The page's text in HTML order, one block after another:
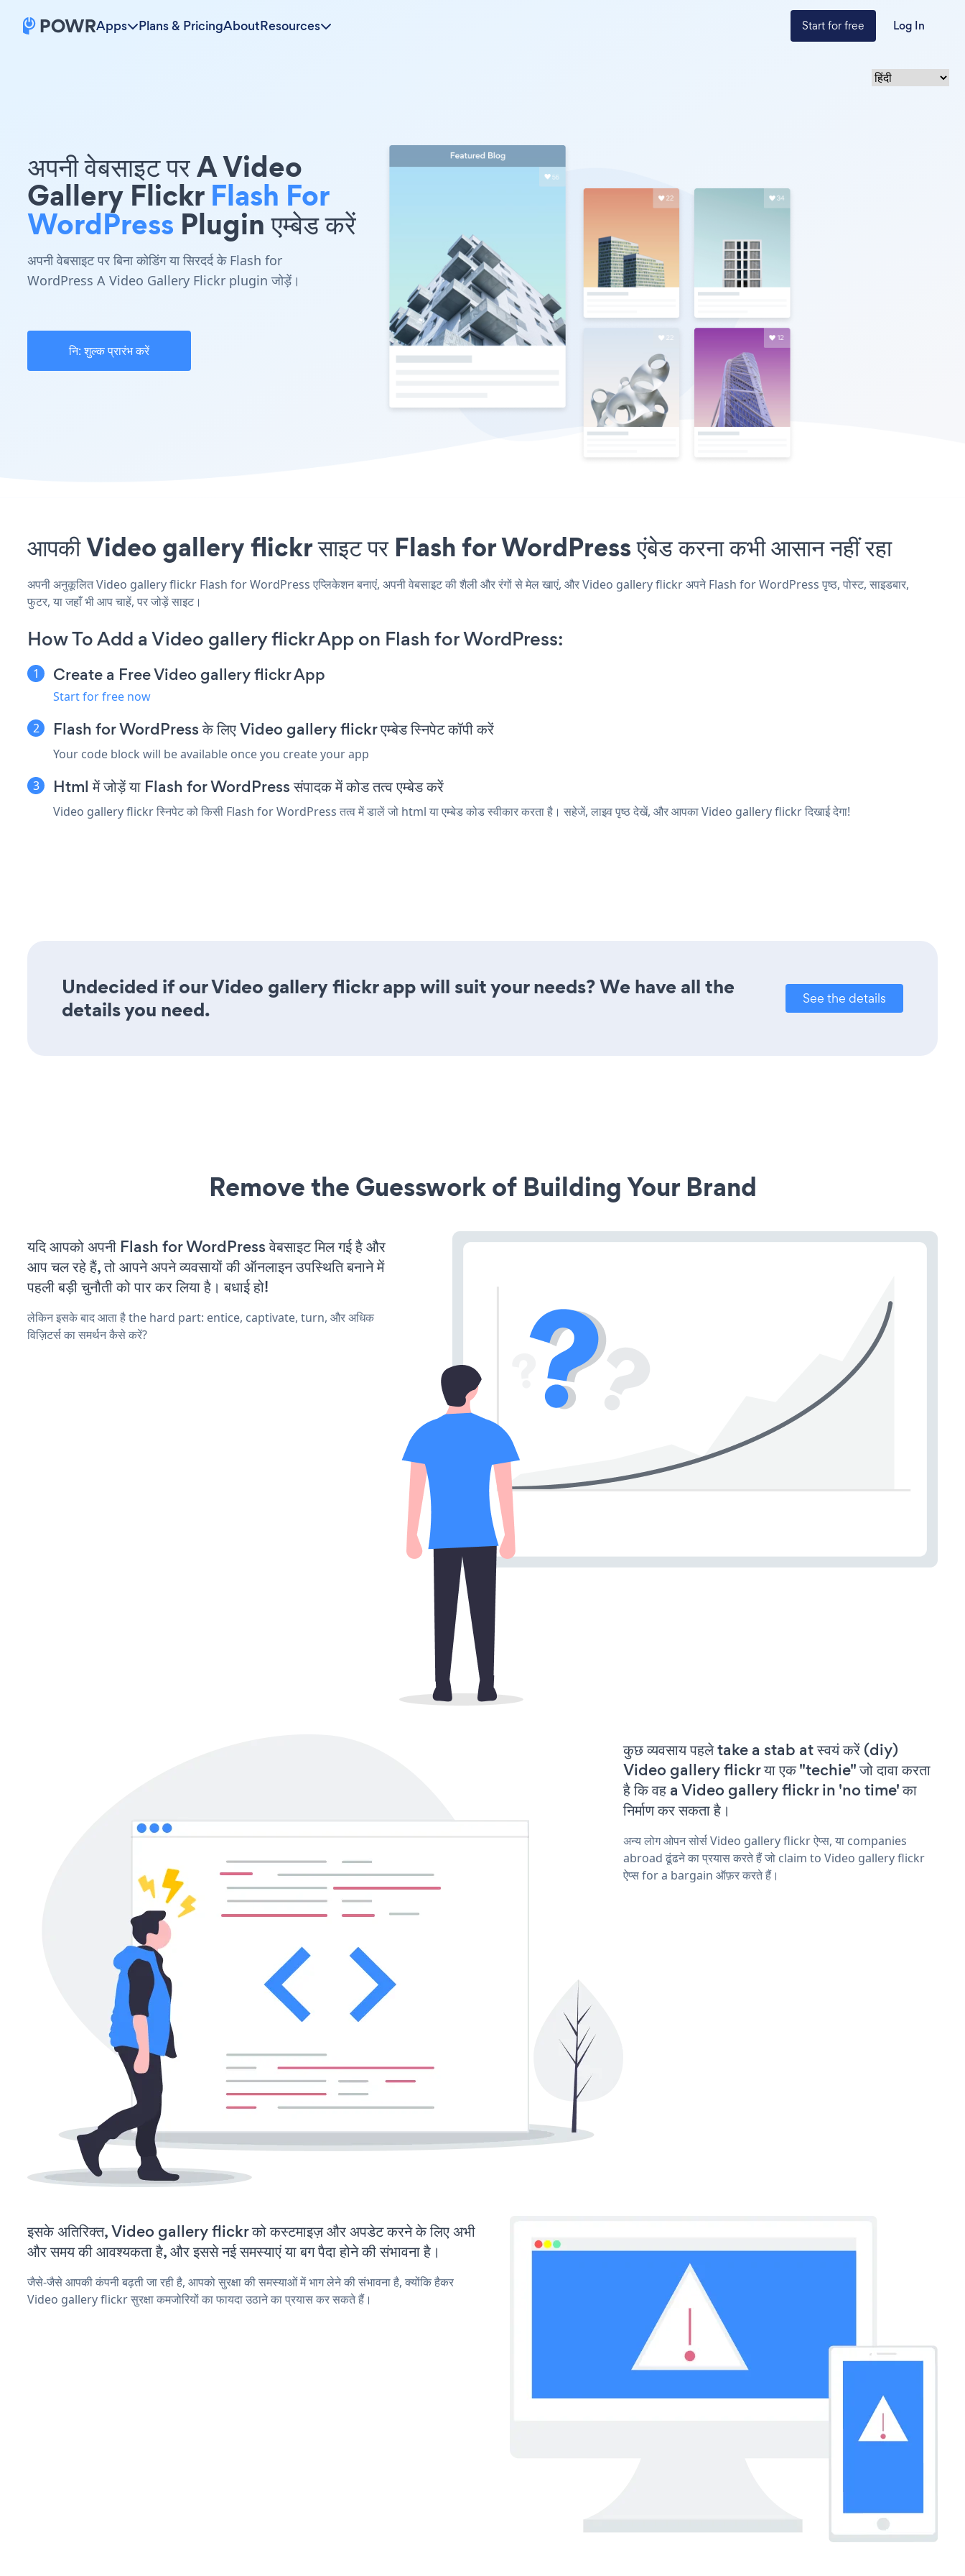
Apps Plans & PricingAboutResources Start for free Log In
अपनी वेबसाइट पर A Video
Gallery FlickrFlash For
WordPress Plugin एम्बेड करें
अपनी वेबसाइट पर बिना कोडिंग या सिरदर्द के Flash for
WordPress A Video Gallery Flickr plugin जोड़ें।
नि: शुल्क प्रारंभ करें
आपकी Video gallery flickr साइट पर Flash for WordPress एंबेड करना कभी आसान नहीं रहा
अपनी अनुकूलित Video gallery flickr Flash for WordPress एप्लिकेशन बनाएं, अपनी वेबसाइट की शैली और रंगों से मेल खाएं, और Video gallery flickr अपने Flash for WordPress पृष्ठ, पोस्ट, साइडबार,
फुटर, या जहाँ भी आप चाहें, पर जोड़ें साइट।
How To Add a Video gallery flickr App on Flash for WordPress:
Create a Free Video gallery flickr App
Start for free now
Flash for WordPress के लिए Video gallery flickr एम्बेड स्निपेट कॉपी करें
Your code block will be available once you create your app
Html में जोड़ें या Flash for WordPress संपादक में कोड तत्व एम्बेड करें
Video gallery flickr स्निपेट को किसी Flash for WordPress तत्व में डालें जो html या एम्बेड कोड स्वीकार करता है। सहेजें, लाइव पृष्ठ देखें, और आपका Video gallery flickr दिखाई देगा!
Undecided if our Video gallery flickr app will suit your needs? We have all the
details you need.
See the details
Remove the Guesswork of Building Your Brand
यदि आपको अपनी Flash for WordPress वेबसाइट मिल गई है और
आप चल रहे हैं, तो आपने अपने व्यवसायों की ऑनलाइन उपस्थिति बनाने में
पहली बड़ी चुनौती को पार कर लिया है। बधाई हो!
लेकिन इसके बाद आता है the hard part: entice, captivate, turn, और अधिक
विज़िटर्स का समर्थन कैसे करें?
कुछ व्यवसाय पहले take a stab at स्वयं करें (diy)
Video gallery flickr या एक "techie" जो दावा करता
है कि वह a Video gallery flickr in 'no time' का
निर्माण कर सकता है।
अन्य लोग ओपन सोर्स Video gallery flickr ऐप्स, या companies
abroad ढूंढने का प्रयास करते हैं जो claim to Video gallery flickr
ऐप्स for a bargain ऑफ़र करते हैं।
इसके अतिरिक्त, Video gallery flickr को कस्टमाइज़ और अपडेट करने के लिए अभी
और समय की आवश्यकता है, और इससे नई समस्याएं या बग पैदा होने की संभावना है।
जैसे-जैसे आपकी कंपनी बढ़ती जा रही है, आपको सुरक्षा की समस्याओं में भाग लेने की संभावना है, क्योंकि हैकर
Video gallery flickr सुरक्षा कमजोरियों का फायदा उठाने का प्रयास कर सकते हैं।